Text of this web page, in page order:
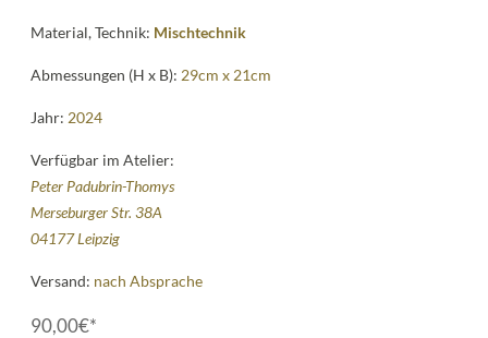
Material, Technik: Mischtechnik
Abmessungen (H x B): 29cm x 21cm
Jahr: 2024
Verfügbar im Atelier:
Peter Padubrin-Thomys
Merseburger Str. 38A
04177 Leipzig
Versand: nach Absprache
90,00€*